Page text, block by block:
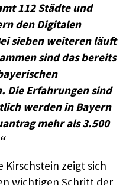
112 Städte und
den Digitalen
sieben weiteren läuft
sind das bereits
Die Erfahrungen sind
werden in Bayern
mehr als 3.500
Kirschstein zeigt sich
wichtigen Schritt der